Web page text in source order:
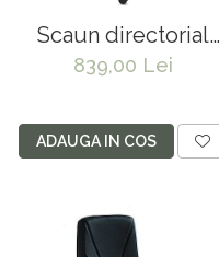
Scaun directorial
OFF340, piele
ecologica, mecanism
rabatabil 180 grade,
150 kg
839,00 Lei
ADAUGA IN COS